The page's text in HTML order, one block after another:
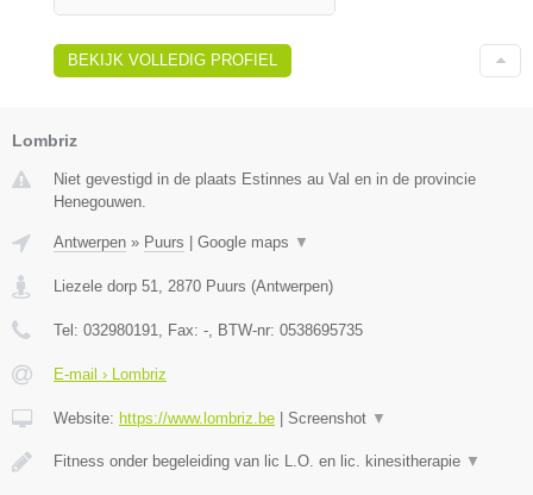
BEKIJK VOLLEDIG PROFIEL
Lombriz
Niet gevestigd in de plaats Estinnes au Val en in de provincie
Henegouwen.
Antwerpen » Puurs Google maps ▼
Liezele dorp 51, 2870 Puurs (Antwerpen)
Tel: 032980191, Fax: -, BTW-nr: 0538695735
E-mail › Lombriz
Website: https://www.lombriz.be Screenshot ▼
Fitness onder begeleiding van lic L.O. en lic. kinesitherapie ▼